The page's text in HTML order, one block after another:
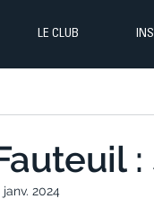
LE CLUB
janv. 2024